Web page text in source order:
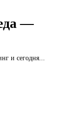
—
и сегодня...